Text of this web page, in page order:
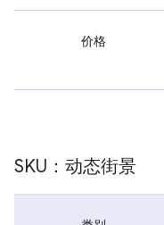
价格
SKU：动态街景